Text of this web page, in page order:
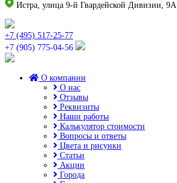
Истра, улица 9-й Гвардейской Дивизии, 9А
+7 (495) 517-25-77
+7 (905) 775-04-56
О компании
О нас
Отзывы
Реквизиты
Наши работы
Калькулятор стоимости
Вопросы и ответы
Цвета и рисунки
Статьи
Акции
Города